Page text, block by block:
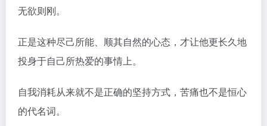
无欲则刚。
正是这种尽己所能、顺其自然的心态，才让他更长久地
投身于自己所热爱的事情上。
自我消耗从来就不是正确的坚持方式，苦痛也不是恒心
的代名词。